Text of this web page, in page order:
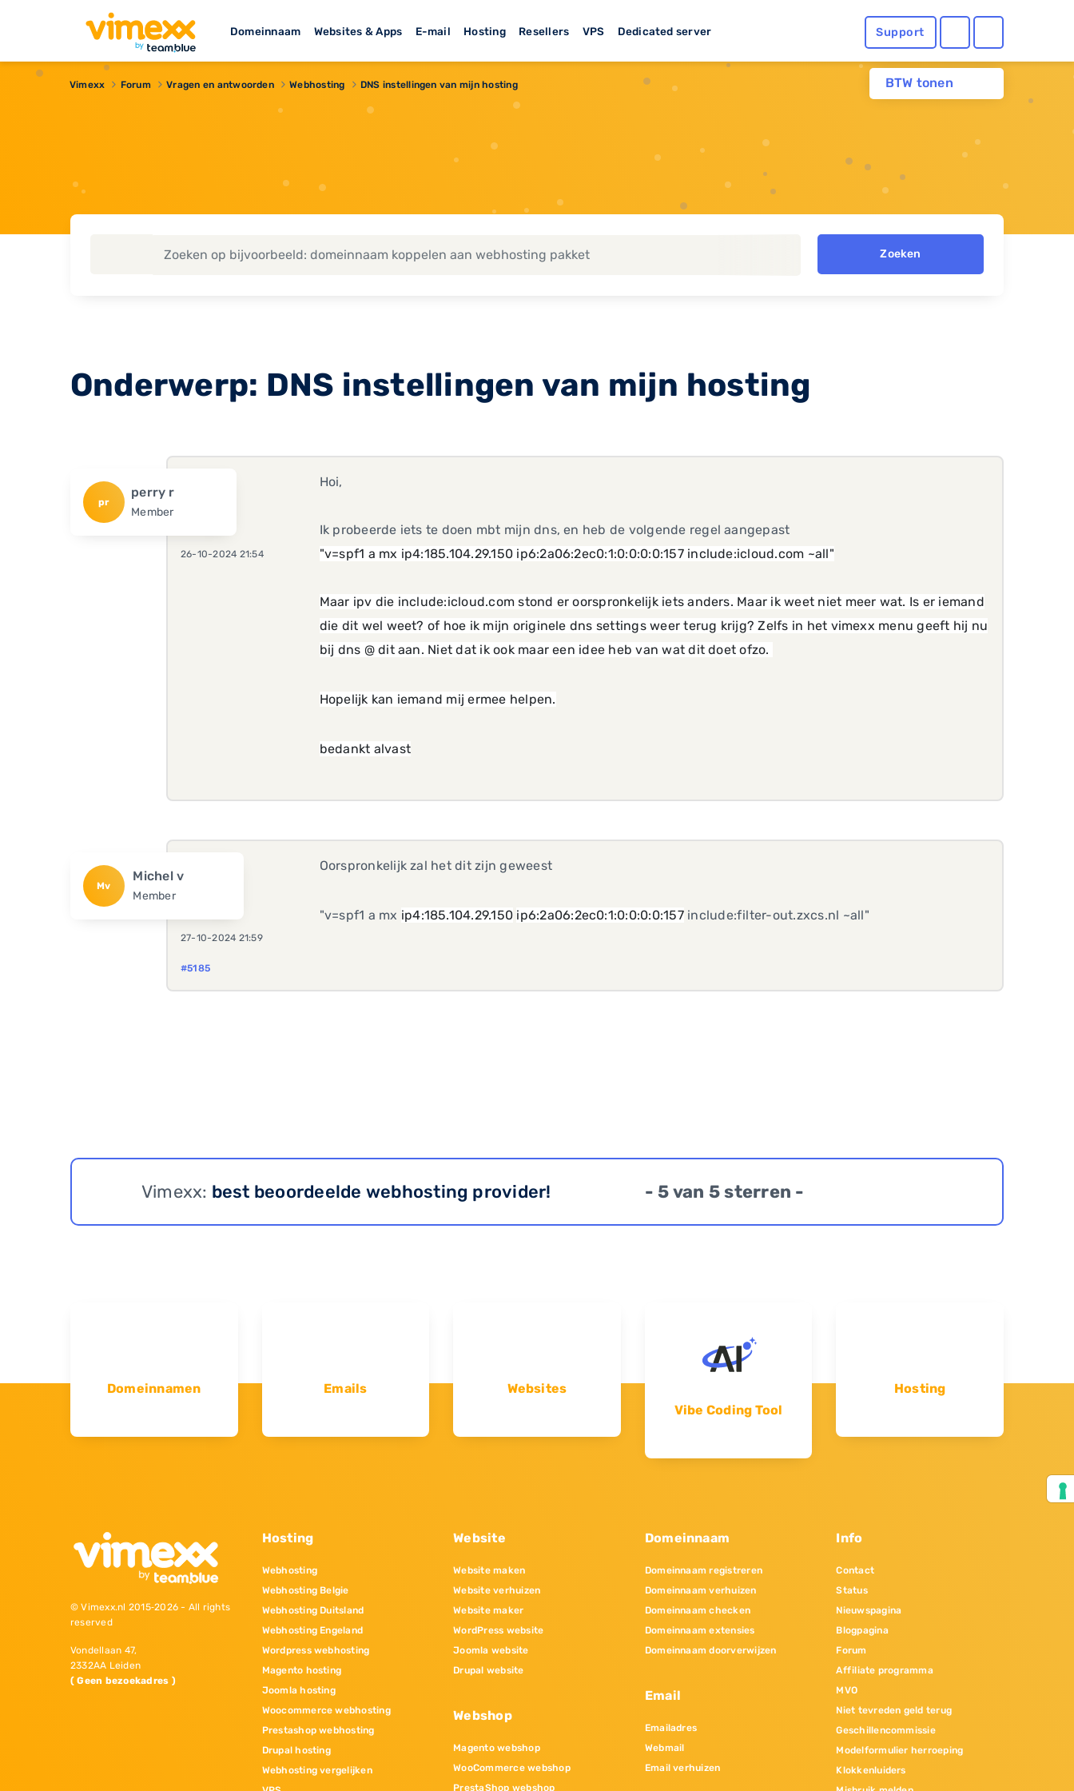
Domeinnaam Websites & Apps E-mail Hosting Resellers VPS Dedicated server Support
BTW tonen
Vimexx Forum Vragen en antwoorden Webhosting DNS instellingen van mijn hosting
Zoeken
Onderwerp: DNS instellingen van mijn hosting
pr
perry r
Member
26-10-2024 21:54
Hoi,
Ik probeerde iets te doen mbt mijn dns, en heb de volgende regel aangepast
"v=spf1 a mx ip4:185.104.29.150 ip6:2a06:2ec0:1:0:0:0:0:157 include:icloud.com ~all"
Maar ipv die include:icloud.com stond er oorspronkelijk iets anders. Maar ik weet niet meer wat. Is er iemand
die dit wel weet? of hoe ik mijn originele dns settings weer terug krijg? Zelfs in het vimexx menu geeft hij nu
bij dns @ dit aan. Niet dat ik ook maar een idee heb van wat dit doet ofzo.
Hopelijk kan iemand mij ermee helpen.
bedankt alvast
Mv
Michel v
Member
27-10-2024 21:59
#5185
Oorspronkelijk zal het dit zijn geweest
"v=spf1 a mx ip4:185.104.29.150 ip6:2a06:2ec0:1:0:0:0:0:157include:filter-out.zxcs.nl ~all"
Vimexx: best beoordeelde webhosting provider! - 5 van 5 sterren -
Domeinnamen Emails
Websites
Vibe Coding Tool
Hosting
© Vimexx.nl 2015‐2026 - All rights
reserved
Vondellaan 47,
2332AA Leiden
( Geen bezoekadres )
Hosting
Webhosting
Webhosting Belgie
Webhosting Duitsland
Webhosting Engeland
Wordpress webhosting
Magento hosting
Joomla hosting
Woocommerce webhosting
Prestashop webhosting
Drupal hosting
Webhosting vergelijken
Website
Website maken
Website verhuizen
Website maker
WordPress website
Joomla website
Drupal website
Webshop
Magento webshop
WooCommerce webshop
PrestaShop webshop
Domeinnaam
Domeinnaam registreren
Domeinnaam verhuizen
Domeinnaam checken
Domeinnaam extensies
Domeinnaam doorverwijzen
Email
Emailadres
Webmail
Email verhuizen
Info
Contact
Status
Nieuwspagina
Blogpagina
Forum
Affiliate programma
MVO
Niet tevreden geld terug
Geschillencommissie
Modelformulier herroeping
Klokkenluiders